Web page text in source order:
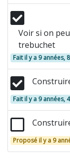
Voir si on
trebuchet
Fait il y a 9 années,
Fait il y a 9 années,
Proposé il y a 9